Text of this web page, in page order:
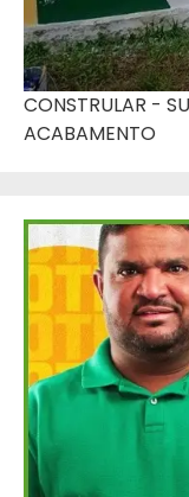
CONSTRULAR -
ACABAMENTO